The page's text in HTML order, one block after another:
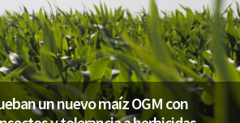
un nuevo maíz OGM con